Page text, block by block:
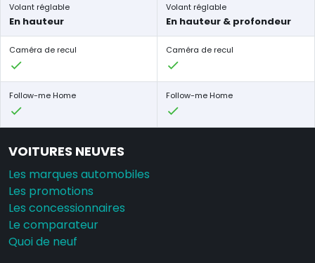
Volant réglable
En hauteur
Volant réglable
En hauteur & profondeur
Caméra de recul Caméra de recul
Follow-me Home Follow-me Home
VOITURES NEUVES
Les marques automobiles
Les promotions
Les concessionnaires
Le comparateur
Quoi de neuf